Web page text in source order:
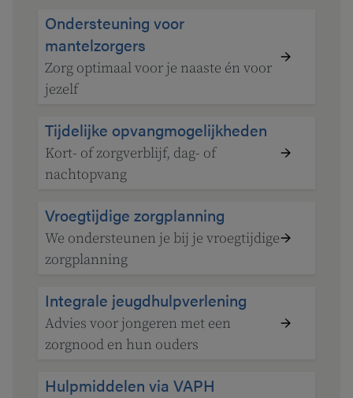
Ondersteuning voor
mantelzorgers
Zorg optimaal voor je naaste én voor
jezelf
Tijdelijke opvangmogelijkheden
Kort- of zorgverblijf, dag- of
nachtopvang
Vroegtijdige zorgplanning
We ondersteunen je bij je vroegtijdige
zorgplanning
Integrale jeugdhulpverlening
Advies voor jongeren met een
zorgnood en hun ouders
Hulpmiddelen via VAPH